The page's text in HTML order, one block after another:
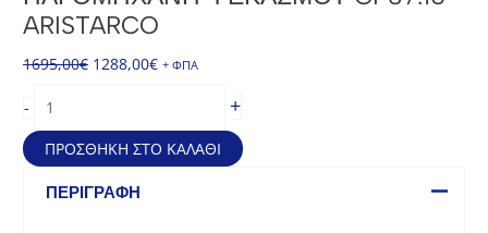
ARISTARCO
1695,00€ Original
1695,00€.
1288,00€Η
είναι:
1288,00€.
+ ΦΠΑ
-
Ψεκασμού
CP37.15
Aristarco
ποσότητα
+
ΠΡΟΣΘΉΚΗ ΣΤΟ ΚΑΛΆΘΙ
ΠΕΡΙΓΡΑΦΉ